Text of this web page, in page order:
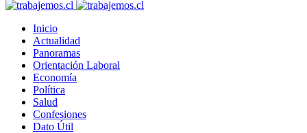
Inicio
Actualidad
Panoramas
Orientación Laboral
Economía
Política
Salud
Confesiones
Dato Útil